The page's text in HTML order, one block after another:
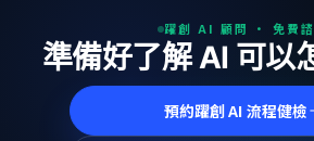
躍創 AI 顧問 · 免費諮
準備好了解 AI 可以
預約躍創 AI 流程健檢